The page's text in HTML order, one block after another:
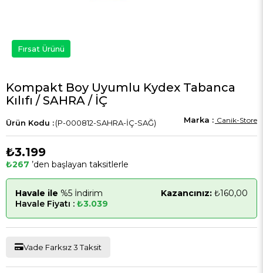
Fırsat Ürünü
Kompakt Boy Uyumlu Kydex Tabanca
Kılıfı / SAHRA / İÇ
(P-000812-SAHRA-İÇ-SAĞ) Canik-Store
₺3.199
₺267 ’den başlayan taksitlerle
Havale ile %5 İndirim Kazancınız: ₺160,00
Havale Fiyatı : ₺3.039
Vade Farksız 3 Taksit